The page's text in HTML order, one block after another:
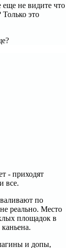
еще не видите что
это
- приходят
все.
по
реально. Место
площадок в
и допы,